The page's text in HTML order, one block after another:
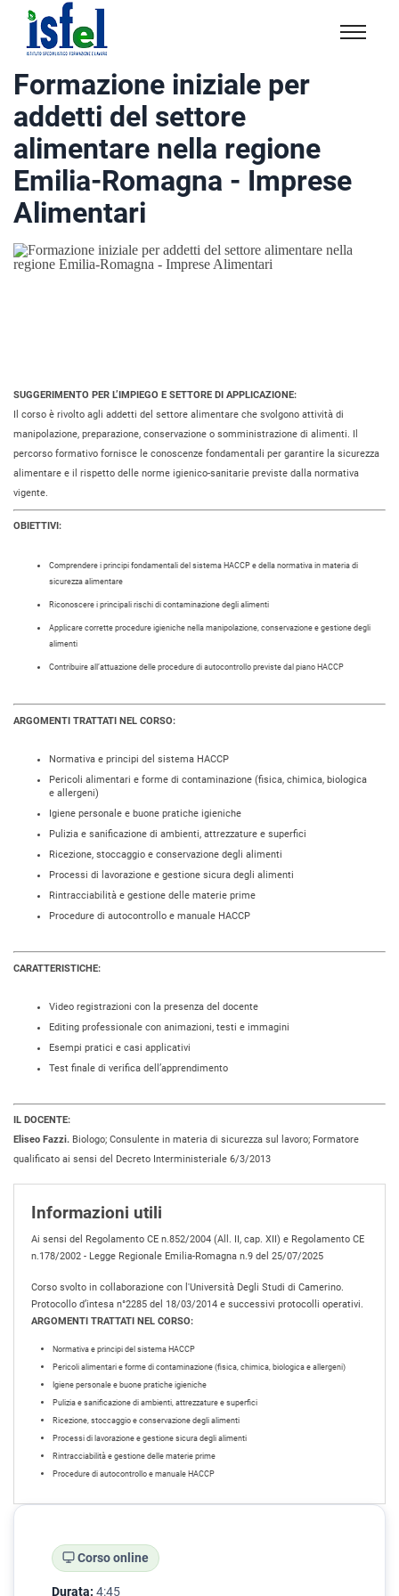
Isfel
Istituto
specialistico
formazione
e
lavoro
Formazione iniziale per
addetti del settore
alimentare nella regione
Emilia-Romagna - Imprese
Alimentari
SUGGERIMENTO PER L’IMPIEGO E SETTORE DI APPLICAZIONE:
Il corso è rivolto agli addetti del settore alimentare che svolgono attività di
manipolazione, preparazione, conservazione o somministrazione di alimenti. Il
percorso formativo fornisce le conoscenze fondamentali per garantire la sicurezza
alimentare e il rispetto delle norme igienico-sanitarie previste dalla normativa
vigente.
OBIETTIVI:
Comprendere i principi fondamentali del sistema HACCP e della normativa in materia di
sicurezza alimentare
Riconoscere i principali rischi di contaminazione degli alimenti
Applicare corrette procedure igieniche nella manipolazione, conservazione e gestione degli
alimenti
Contribuire all’attuazione delle procedure di autocontrollo previste dal piano HACCP
ARGOMENTI TRATTATI NEL CORSO:
Normativa e principi del sistema HACCP
Pericoli alimentari e forme di contaminazione (fisica, chimica, biologica
e allergeni)
Igiene personale e buone pratiche igieniche
Pulizia e sanificazione di ambienti, attrezzature e superfici
Ricezione, stoccaggio e conservazione degli alimenti
Processi di lavorazione e gestione sicura degli alimenti
Rintracciabilità e gestione delle materie prime
Procedure di autocontrollo e manuale HACCP
CARATTERISTICHE:
Video registrazioni con la presenza del docente
Editing professionale con animazioni, testi e immagini
Esempi pratici e casi applicativi
Test finale di verifica dell’apprendimento
IL DOCENTE:
Eliseo Fazzi. Biologo; Consulente in materia di sicurezza sul lavoro; Formatore
qualificato ai sensi del Decreto Interministeriale 6/3/2013
Informazioni utili
Ai sensi del Regolamento CE n.852/2004 (All. II, cap. XII) e Regolamento CE
n.178/2002 - Legge Regionale Emilia-Romagna n.9 del 25/07/2025
Corso svolto in collaborazione con l'Università Degli Studi di Camerino.
Protocollo d’intesa n°2285 del 18/03/2014 e successivi protocolli operativi.
ARGOMENTI TRATTATI NEL CORSO:
Normativa e principi del sistema HACCP
Pericoli alimentari e forme di contaminazione (fisica, chimica, biologica e allergeni)
Igiene personale e buone pratiche igieniche
Pulizia e sanificazione di ambienti, attrezzature e superfici
Ricezione, stoccaggio e conservazione degli alimenti
Processi di lavorazione e gestione sicura degli alimenti
Rintracciabilità e gestione delle materie prime
Procedure di autocontrollo e manuale HACCP
Corso online
Durata: 4:45